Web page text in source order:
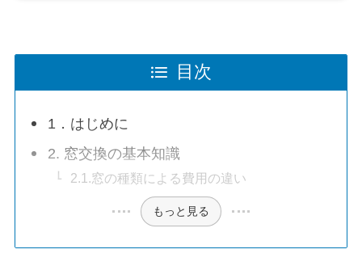
目次
1．はじめに
2. 窓交換の基本知識
2.1.窓の種類による費用の違い
もっと見る